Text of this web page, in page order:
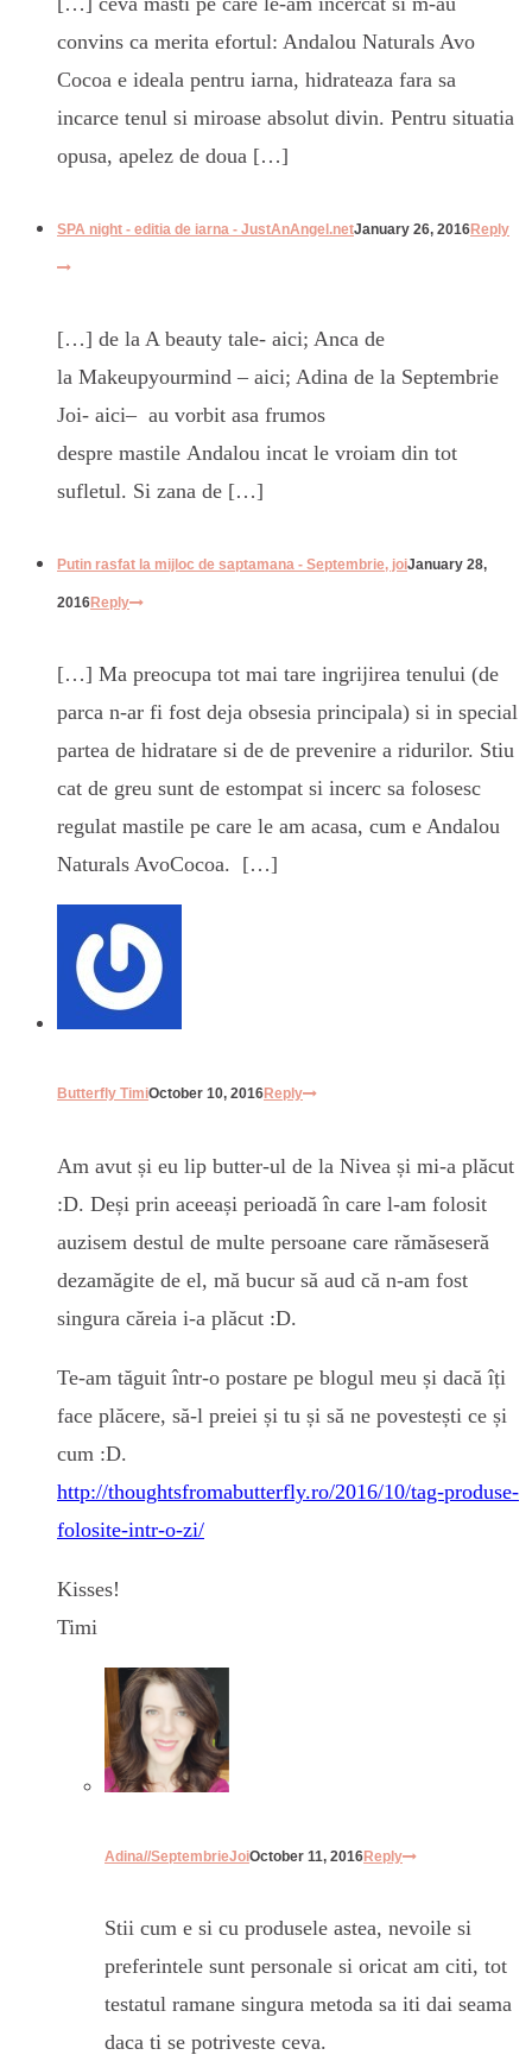
convins ca merita efortul: Andalou Naturals Avo
Cocoa e ideala pentru iarna, hidrateaza fara sa
incarce tenul si miroase absolut divin. Pentru situatia
opusa, apelez de doua […]
SPA night - editia de iarna - JustAnAngel.netJanuary 26, 2016Reply
[…] de la A beauty tale- aici; Anca de
la Makeupyourmind – aici; Adina de la Septembrie
Joi- aici– au vorbit asa frumos
despre mastile Andalou incat le vroiam din tot
sufletul. Si zana de […]
Putin rasfat la mijloc de saptamana - Septembrie, joiJanuary 28,
2016Reply
[…] Ma preocupa tot mai tare ingrijirea tenului (de
parca n-ar fi fost deja obsesia principala) si in special
partea de hidratare si de de prevenire a ridurilor. Stiu
cat de greu sunt de estompat si incerc sa folosesc
regulat mastile pe care le am acasa, cum e Andalou
Naturals AvoCocoa. […]
Butterfly TimiOctober 10, 2016Reply
Am avut și eu lip butter-ul de la Nivea și mi-a plăcut
:D. Deși prin aceeași perioadă în care l-am folosit
auzisem destul de multe persoane care rămăseseră
dezamăgite de el, mă bucur să aud că n-am fost
singura căreia i-a plăcut :D.
Te-am tăguit într-o postare pe blogul meu și dacă îți
face plăcere, să-l preiei și tu și să ne povestești ce și
cum :D.
http://thoughtsfromabutterfly.ro/2016/10/tag-produse-
folosite-intr-o-zi/
Kisses!
Timi
Adina//SeptembrieJoiOctober 11, 2016Reply
Stii cum e si cu produsele astea, nevoile si
preferintele sunt personale si oricat am citi, tot
testatul ramane singura metoda sa iti dai seama
daca ti se potriveste ceva.